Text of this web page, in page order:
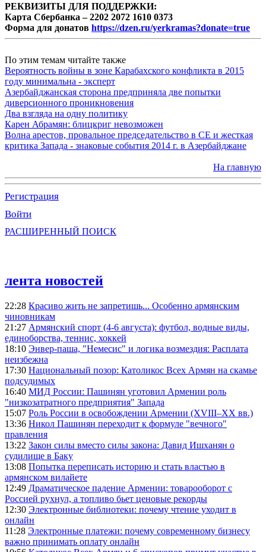
РЕКВИЗИТЫ ДЛЯ ПОДДЕРЖКИ:
Карта Сбербанка – 2202 2072 1610 0373
Форма для донатов https://dzen.ru/yerkramas?donate=true
По этим темам читайте также
Вероятность войны в зоне Карабахского конфликта в 2015
году минимальна - эксперт
Азербайджанская сторона предприняла две попытки
диверсионного проникновения
Два взгляда на одну политику
Карен Абрамян: блицкриг невозможен
Волна арестов, провальное председательство в СЕ и жесткая
критика Запада - знаковые события 2014 г. в Азербайджане
На главную
Регистрация
Войти
РАСШИРЕННЫЙ ПОИСК
лента новостей
22:28 Красиво жить не запретишь... Особенно армянским
чиновникам
21:27 Армянский спорт (4-6 августа): футбол, водные виды,
единоборства, теннис, хоккей
18:10 Энвер-паша, "Немесис" и логика возмездия: Расплата
неизбежна
17:30 Национальный позор: Католикос Всех Армян на скамье
подсудимых
16:40 МИД России: Пашинян уготовил Армении роль
"низкозатратного предприятия" Запада
15:07 Роль России в освобождении Армении (XVIII–XX вв.)
13:36 Никол Пашинян переходит к формуле "вечного"
правления
13:22 Закон силы вместо силы закона: Давид Ишханян о
судилище в Баку
13:08 Попытка переписать историю и стать властью в
армянском вилайете
12:49 Драматическое падение Армении: товарооборот с
Россией рухнул, а топливо бьет ценовые рекорды
12:30 Электронные библиотеки: почему чтение уходит в
онлайн
11:28 Электронные платежи: почему современному бизнесу
важно принимать оплату онлайн